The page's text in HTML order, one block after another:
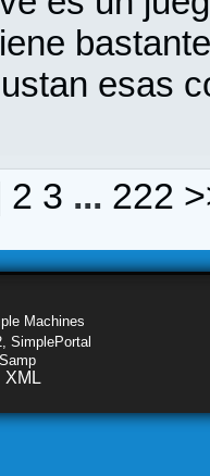
esas
2 3 ... 222
Machines
SimplePortal
XML